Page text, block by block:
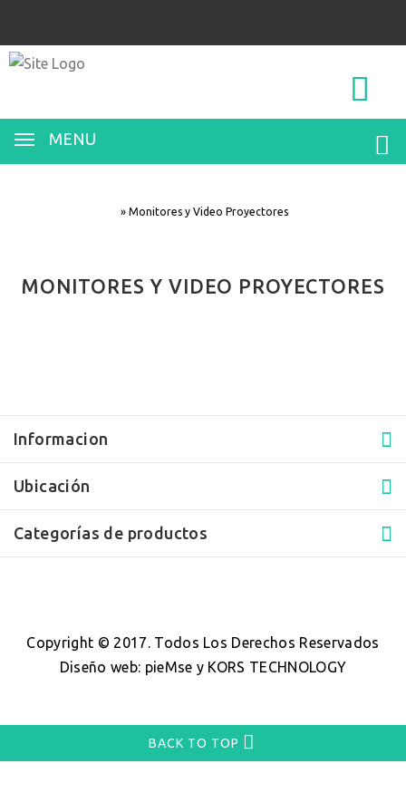
MENU
» Monitores y Video Proyectores
MONITORES Y VIDEO PROYECTORES
Informacion
Ubicación
Categorías de productos
Copyright © 2017. Todos Los Derechos Reservados
Diseño web: pieMse y KORS TECHNOLOGY
BACK TO TOP